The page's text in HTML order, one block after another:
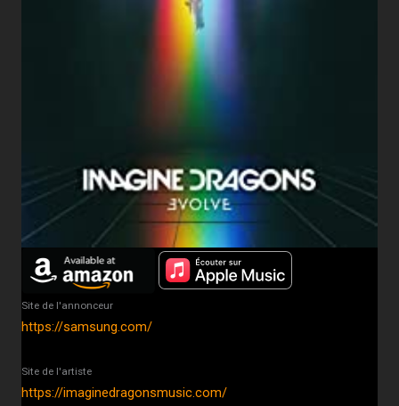
Site de l'annonceur
https://samsung.com/
Site de l'artiste
https://imaginedragonsmusic.com/